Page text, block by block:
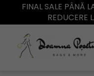
FINAL SALE PÂNĂ
REDUCERE